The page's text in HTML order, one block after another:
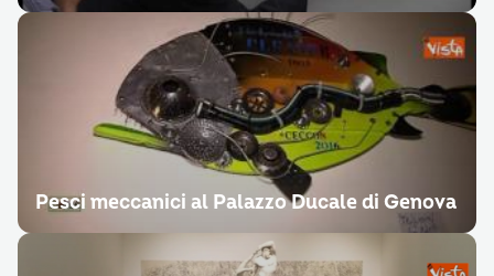
Pesci meccanici al Palazzo Ducale di Genova